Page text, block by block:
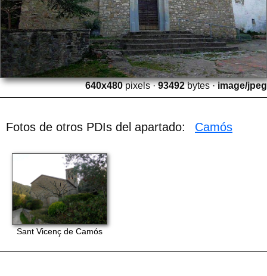
640x480pixels ·93492bytes ·image/jpeg
Fotos de otros PDIs del apartado: Camós
Sant Vicenç de Camós